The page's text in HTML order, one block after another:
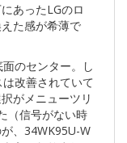
あったLGのロ
た感が希薄で
のセンター。し
改善されていて
がメニューツリ
（信号がない時
、34WK95U-W